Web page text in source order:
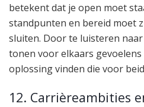
betekent dat je open moet
standpunten en bereid moet
sluiten. Door te luisteren
tonen voor elkaars
oplossing vinden die voor
12. Carrièreambities